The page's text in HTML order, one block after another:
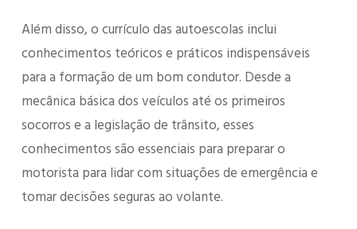
Além disso, o currículo das autoescolas inclui
conhecimentos teóricos e práticos indispensáveis
para a formação de um bom condutor. Desde a
mecânica básica dos veículos até os primeiros
socorros e a legislação de trânsito, esses
conhecimentos são essenciais para preparar o
motorista para lidar com situações de emergência e
tomar decisões seguras ao volante.